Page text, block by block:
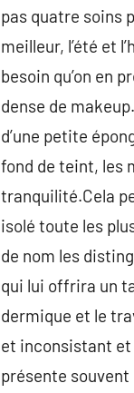
pas quatre soins
meilleur, l’été et
besoin qu’on en
dense de
d’une petite
fond de teint, les
tranquilité.Cela
isolé toute les
de nom les
qui lui offrira un
dermique et le
et inconsistant et
présente